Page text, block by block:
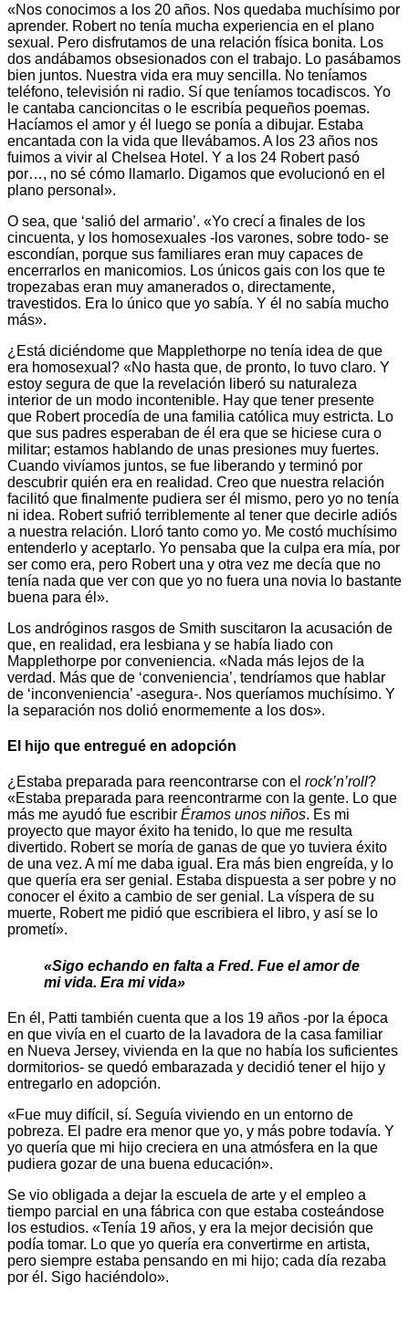
«Nos conocimos a los 20 años. Nos quedaba muchísimo por
aprender. Robert no tenía mucha experiencia en el plano
sexual. Pero disfrutamos de una relación física bonita. Los
dos andábamos obsesionados con el trabajo. Lo pasábamos
bien juntos. Nuestra vida era muy sencilla. No teníamos
teléfono, televisión ni radio. Sí que teníamos tocadiscos. Yo
le cantaba cancioncitas o le escribía pequeños poemas.
Hacíamos el amor y él luego se ponía a dibujar. Estaba
encantada con la vida que llevábamos. A los 23 años nos
fuimos a vivir al Chelsea Hotel. Y a los 24 Robert pasó
por…, no sé cómo llamarlo. Digamos que evolucionó en el
plano personal».
O sea, que ‘salió del armario’. «Yo crecí a finales de los
cincuenta, y los homosexuales -los varones, sobre todo- se
escondían, porque sus familiares eran muy capaces de
encerrarlos en manicomios. Los únicos gais con los que te
tropezabas eran muy amanerados o, directamente,
travestidos. Era lo único que yo sabía. Y él no sabía mucho
más».
¿Está diciéndome que Mapplethorpe no tenía idea de que
era homosexual? «No hasta que, de pronto, lo tuvo claro. Y
estoy segura de que la revelación liberó su naturaleza
interior de un modo incontenible. Hay que tener presente
que Robert procedía de una familia católica muy estricta. Lo
que sus padres esperaban de él era que se hiciese cura o
militar; estamos hablando de unas presiones muy fuertes.
Cuando vivíamos juntos, se fue liberando y terminó por
descubrir quién era en realidad. Creo que nuestra relación
facilitó que finalmente pudiera ser él mismo, pero yo no tenía
ni idea. Robert sufrió terriblemente al tener que decirle adiós
a nuestra relación. Lloró tanto como yo. Me costó muchísimo
entenderlo y aceptarlo. Yo pensaba que la culpa era mía, por
ser como era, pero Robert una y otra vez me decía que no
tenía nada que ver con que yo no fuera una novia lo bastante
buena para él».
Los andróginos rasgos de Smith suscitaron la acusación de
que, en realidad, era lesbiana y se había liado con
Mapplethorpe por conveniencia. «Nada más lejos de la
verdad. Más que de ‘conveniencia’, tendríamos que hablar
de ‘inconveniencia’ -asegura-. Nos queríamos muchísimo. Y
la separación nos dolió enormemente a los dos».
El hijo que entregué en adopción
¿Estaba preparada para reencontrarse con el rock’n’roll?
«Estaba preparada para reencontrarme con la gente. Lo que
más me ayudó fue escribir Éramos unos niños. Es mi
proyecto que mayor éxito ha tenido, lo que me resulta
divertido. Robert se moría de ganas de que yo tuviera éxito
de una vez. A mí me daba igual. Era más bien engreída, y lo
que quería era ser genial. Estaba dispuesta a ser pobre y no
conocer el éxito a cambio de ser genial. La víspera de su
muerte, Robert me pidió que escribiera el libro, y así se lo
prometí».
«Sigo echando en falta a Fred. Fue el amor de
mi vida. Era mi vida»
En él, Patti también cuenta que a los 19 años -por la época
en que vivía en el cuarto de la lavadora de la casa familiar
en Nueva Jersey, vivienda en la que no había los suficientes
dormitorios- se quedó embarazada y decidió tener el hijo y
entregarlo en adopción.
«Fue muy difícil, sí. Seguía viviendo en un entorno de
pobreza. El padre era menor que yo, y más pobre todavía. Y
yo quería que mi hijo creciera en una atmósfera en la que
pudiera gozar de una buena educación».
Se vio obligada a dejar la escuela de arte y el empleo a
tiempo parcial en una fábrica con que estaba costeándose
los estudios. «Tenía 19 años, y era la mejor decisión que
podía tomar. Lo que yo quería era convertirme en artista,
pero siempre estaba pensando en mi hijo; cada día rezaba
por él. Sigo haciéndolo».